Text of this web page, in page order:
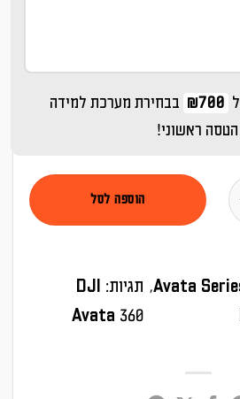
₪700 בבחירת מערכת למידה
ראשוני!
הוספה לסל
Avata
, תגיות: DJI
Avata 360